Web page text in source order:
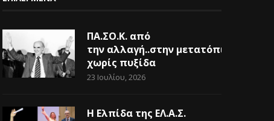
ΠΑ.ΣΟ.Κ. από
την αλλαγή..στην μετατόπιση
χωρίς πυξίδα
23 Ιουλίου, 2026
Η Ελπίδα της ΕΛ.Α.Σ.